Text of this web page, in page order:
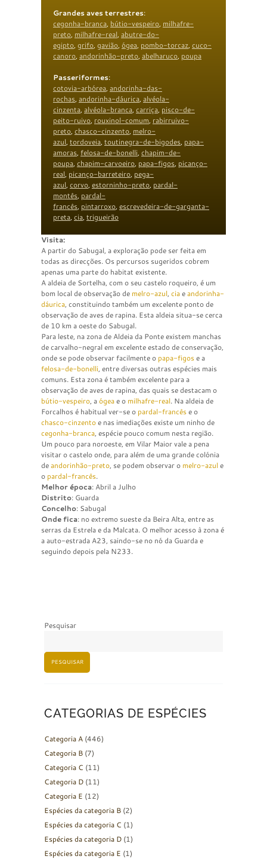
Grandes aves terrestres:
cegonha-branca, bútio-vespeiro, milhafre-
preto, milhafre-real, abutre-do-
egipto, grifo, gavião, ógea, pombo-torcaz, cuco-
canoro, andorinhão-preto, abelharuco, poupa
Passeriformes:
cotovia-arbórea, andorinha-das-
rochas, andorinha-dáurica, alvéola-
cinzenta, alvéola-branca, carriça, pisco-de-
peito-ruivo, rouxinol-comum, rabirruivo-
preto, chasco-cinzento, melro-
azul, tordoveia, toutinegra-de-bigodes, papa-
amoras, felosa-de-bonelli, chapim-de-
poupa, chapim-carvoeiro, papa-figos, picanço-
real, picanço-barreteiro, pega-
azul, corvo, estorninho-preto, pardal-
montês, pardal-
francês, pintarroxo, escrevedeira-de-garganta-
preta, cia, trigueirão
Visita:
A partir do Sabugal, a exploração pode ser feita em
todas as direcções. Os percursos sugeridos cobrem
apenas uma parte do habitat existente.
A aldeia de Sortelha, com o seu castelo roqueiro, é um
bom local de observação de melro-azul, ciaeandorinha-
dáurica, constituindo também um excelente ponto de
observação de aves de rapina. Esta aldeia situa-se cerca
de 10 km a oeste do Sabugal.
Para leste, na zona de Aldeia da Ponte existem manchas
de carvalho-negral em excelente estado de conservação,
onde se pode observar facilmente o papa-figose a
felosa-de-bonelli, entre diversas outras espécies mais
comuns. Esta zona é também excelente para a
observação de aves de rapina, das quais se destacam o
bútio-vespeiro, aógeae o milhafre-real. Na aldeia de
Forcalhos é habitual ver-se o pardal-francêse o
chasco-cinzentoe nas imediações existe um ninho de
cegonha-branca, espécie pouco comum nesta região.
Um pouco para noroeste, em Vilar Maior vale a pena
visitar o castelo onde, para além de uma grande colónia
deandorinhão-preto, se podem observar o melro-azule
o pardal-francês.
Melhor época: Abril a Julho
Distrito: Guarda
Concelho: Sabugal
Onde fica: no extremo sueste da Beira Alta, entre as
serras da Estrela e da Malcata. O melhor acesso à zona é
a auto-estrada A23, saindo-se no nó da Guarda e
seguindo depois pela N233.
Pesquisar
PESQUISAR
CATEGORIAS DE ESPÉCIES
Categoria A (446)
Categoria B (7)
Categoria C (11)
Categoria D (11)
Categoria E (12)
Espécies da categoria B (2)
Espécies da categoria C (1)
Espécies da categoria D (1)
Espécies da categoria E (1)